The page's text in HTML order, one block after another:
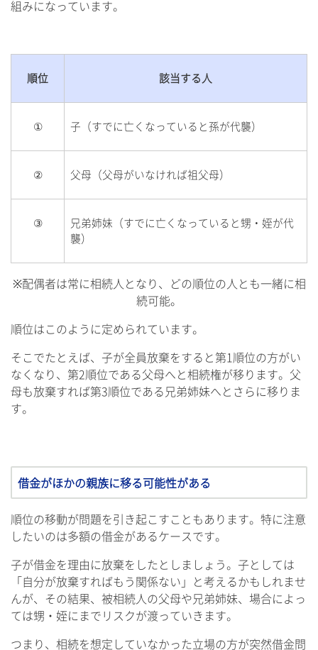
組みになっています。
順位 該当する人
① 子（すでに亡くなっていると孫が代襲）
② 父母（父母がいなければ祖父母）
③
兄弟姉妹（すでに亡くなっていると甥・姪が代
襲）
※配偶者は常に相続人となり、どの順位の人とも一緒に相
続可能。
順位はこのように定められています。
そこでたとえば、子が全員放棄をすると第1順位の方がい
なくなり、第2順位である父母へと相続権が移ります。父
母も放棄すれば第3順位である兄弟姉妹へとさらに移りま
す。
借金がほかの親族に移る可能性がある
順位の移動が問題を引き起こすこともあります。特に注意
したいのは多額の借金があるケースです。
子が借金を理由に放棄をしたとしましょう。子としては
「自分が放棄すればもう関係ない」と考えるかもしれませ
んが、その結果、被相続人の父母や兄弟姉妹、場合によっ
ては甥・姪にまでリスクが渡っていきます。
つまり、相続を想定していなかった立場の方が突然借金問